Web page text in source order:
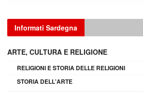
Informati Sardegna
ARTE, CULTURA E RELIGIONE
RELIGIONI E STORIA DELLE RELIGIONI
STORIA DELL'ARTE